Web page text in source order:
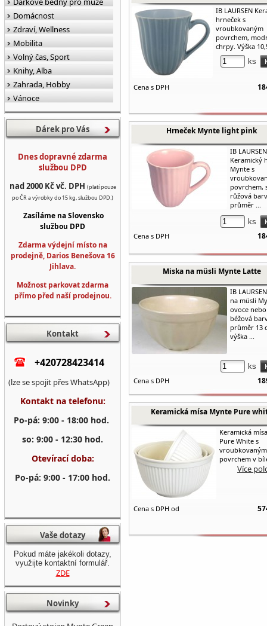
IB LAURSEN
hrneček s
vroubkovaným
povrchem,
chrpy. Výška
ks
Cena s DPH
Hrneček Mynte light pink
IB LAURSEN
Keramický
Mynte s
povrchem,
růžová
průměr ...
ks
Cena s DPH
Miska na müsli Mynte Latte
IB
na müsli
ovoce
béžová
průměr 13
výška ...
ks
Cena s DPH
Keramická mísa Mynte Pure
Keramická
Pure White s
vroubkovaným
povrchem v
Více
Cena s DPH od
Domácnost
Zdraví, Wellness
Mobilita
Volný čas, Sport
Knihy, Alba
Zahrada, Hobby
Vánoce
Dárek pro Vás
Dnes dopravné zdarma
službou DPD
nad 2000 Kč vč. DPH (platí pouze
po ČR a výrobky do 15 kg, službou DPD.)
Zasíláme na Slovensko
službou DPD
Zdarma výdejní místo na
prodejně, Darios Benešova 16
Jihlava.
Možnost parkovat zdarma
přímo před naší prodejnou.
Kontakt
+420728423414
(lze se spojit přes WhatsApp)
Kontakt na telefonu:
Po-pá: 9:00 - 18:00 hod.
so: 9:00 - 12:30 hod.
Otevírací doba:
Po-pá: 9:00 - 17:00 hod.
Vaše dotazy
Pokud máte jakékoli dotazy,
využijte kontaktní formulář.
ZDE
Novinky